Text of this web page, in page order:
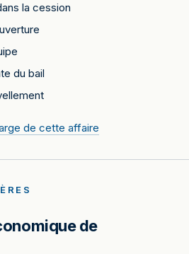
la cession
du bail
de cette affaire
de